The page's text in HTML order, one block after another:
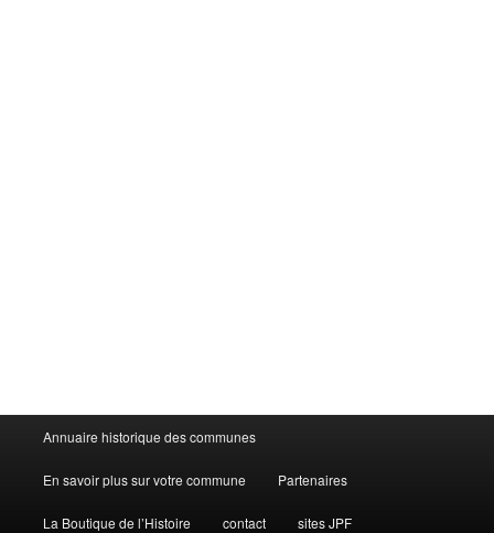
Menu
principal
Annuaire historique des communes
En savoir plus sur votre commune Partenaires
La Boutique de l’Histoire contact sites JPF